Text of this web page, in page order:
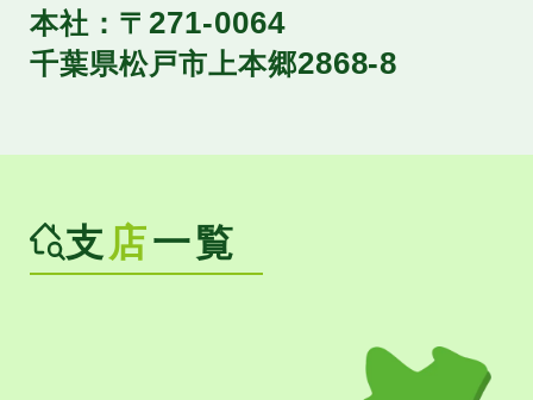
本社：〒 271-0064
千葉県松戸市上本郷2868-8
支店一覧